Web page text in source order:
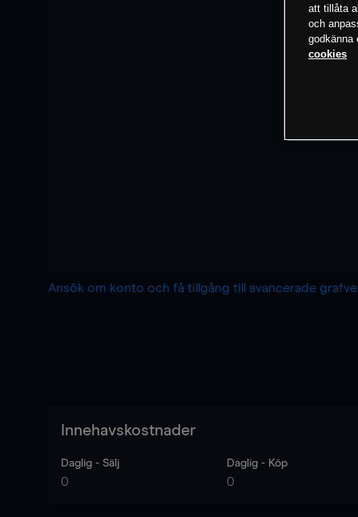
Ansök om konto och få tillgång till avancerade
Innehavskostnader
Daglig - Sälj
0
Daglig - Köp
0
att tillåta
och
godkänna
cookies